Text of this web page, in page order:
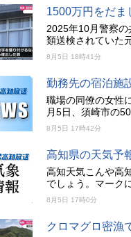
1500万円をだま
2025年10月警察
類送検されていた
8月5日 18時41分
勤務先の宿泊施
職場の同僚の女性
月5日、須崎市の
8月5日 17時42分
高知県の天気予
高知天気こんや高
でしょう。マーク
8月5日 17時0分
クロマグロ密漁